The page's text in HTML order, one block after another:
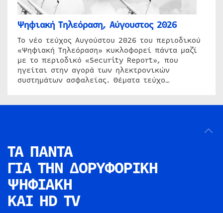
Ψηφιακή Τηλεόραση, Αύγουστος 2026
Το νέο τεύχος Αυγούστου 2026 του περιοδικού
«Ψηφιακή Τηλεόραση» κυκλοφορεί πάντα μαζί
με το περιοδικό «Security Report», που
ηγείται στην αγορά των ηλεκτρονικών
συστημάτων ασφαλείας. Θέματα τεύχο…
ΤΑ ΠΑΝΤΑ
ΓΙΑ ΤΗΝ ΔΟΡΥΦΟΡΙΚΗ
ΨΗΦΙΑΚΗ
ΚΑΙ HD TV